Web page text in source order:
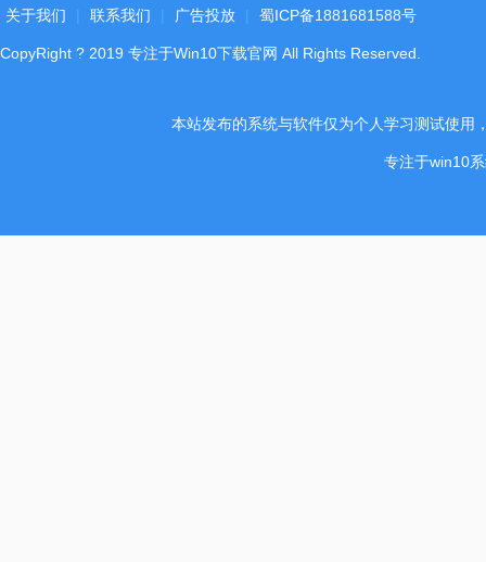
关于我们 联系我们 广告投放 蜀ICP备1881681588号
CopyRight ? 2019 专注于Win10下载官网 All Rights Reserved.
本站发布的系统与软件仅为个人学习测试使用
专注于win10